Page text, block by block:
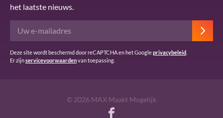
het laatste nieuws.
Deze site wordt beschermd door reCAPTCHA en het Googleprivacybeleid
Er zijnservicevoorwaardenvan toepassing.
© 2026 MAX Maakt Mogelijk